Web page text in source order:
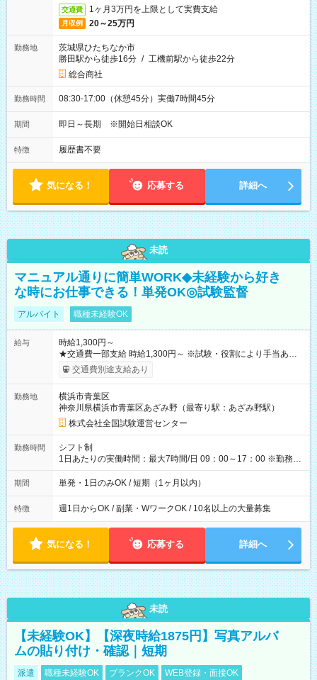
交通費 1ヶ月3万円を上限として実費支給
月収例 20～25万円
勤務地
茨城県ひたちなか市
勝田駅から徒歩16分 / 工機前駅から徒歩22分
総合商社
勤務時間 08:30-17:00（休憩45分）実働7時間45分
期間 即日～長期 ※開始日相談OK
特徴 履歴書不要
気になる！ 応募する 詳細へ
未読
マニュアル通りに簡単WORK◆未経験から好き
な時にお仕事できる！単発OK◎試験監督
アルバイト 職種未経験OK
給与
時給1,300円～
★交通費一部支給 時給1,300円～ ※試験・役割により手当あり
※勤務回数により昇給あり 【即給（前払い）オプションあ
り！】 希望される場合、勤務から1週間ほどで給与の一部を受け
例】 ・河合塾模擬試験 8:30～17:30（休憩1時間） 時給1,300円
×8時間＝日収10,400円＋交通費 ※当日の役割により時給＋100
円の場合あり ・国家試験 7:00～13:30（休憩なし） 時給1,300
円（役割手当＋100円）×6時間＝日収8,400円＋交通費 【試用期
間】試用期間なし
交通費別途支給あり
勤務地
横浜市青葉区
神奈川県横浜市青葉区あざみ野（最寄り駅：あざみ野駅）
株式会社全国試験運営センター
勤務時間
シフト制
1日あたりの実働時間：最大7時間/日 09：00～17：00 ※勤務時
間は 試験により異なります。
期間 単発・1日のみOK / 短期（1ヶ月以内）
特徴 週1日からOK / 副業・WワークOK / 10名以上の大量募集
気になる！ 応募する 詳細へ
未読
【未経験OK】【深夜時給1875円】写真アルバ
ムの貼り付け・確認｜短期
派遣 職種未経験OK ブランクOK WEB登録・面接OK